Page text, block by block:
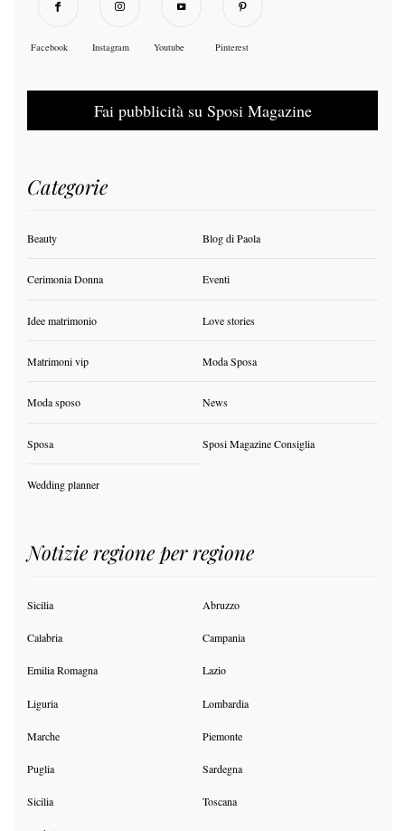
Facebook Instagram Youtube Pinterest
Fai pubblicità su Sposi Magazine
Categorie
Beauty Blog di Paola
Cerimonia Donna Eventi
Idee matrimonio Love stories
Matrimoni vip Moda Sposa
Moda sposo News
Sposa Sposi Magazine Consiglia
Wedding planner
Notizie regione per regione
Sicilia Abruzzo
Calabria Campania
Emilia Romagna Lazio
Liguria Lombardia
Marche Piemonte
Puglia Sardegna
Sicilia Toscana